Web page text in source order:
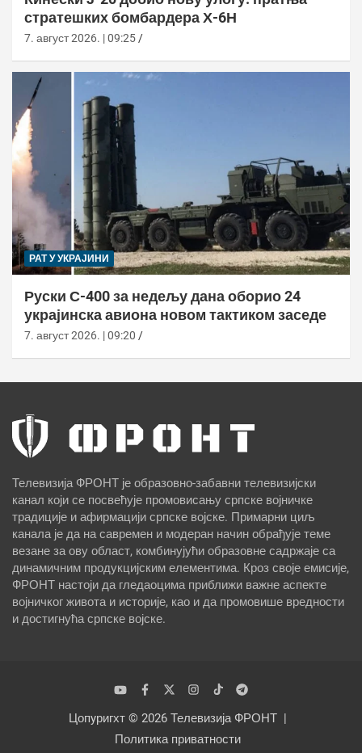
стратешких бомбардера Х-6Н
7. август 2026. | 09:25
РАТ У УКРАЈИНИ
Руски С-400 за недељу дана оборио 24
украјинска авиона новом тактиком заседе
7. август 2026. | 09:20
Телевизија ФРОНТ је образовно-забавни телевизијски
канал који се посвећује промовисању српске војничке
традиције и афирмацији српске војске. Примарни циљ
канала је да на савремен и модеран начин обрађује теме
везане за ову област, комбинујући образовне садржаје са
динамичним продукцијским елементима. Кроз своје емисије,
ФРОНТ настоји да гледаоцима приближи важне аспекте
војничког живота и историје, као и да промовише вредности
и достигнућа српске војске.
Цопyригхт © 2026 Телевизија ФРОНТ
Политика приватности